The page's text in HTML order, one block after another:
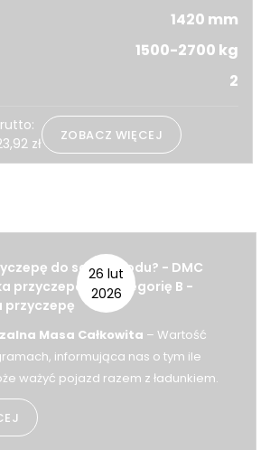
1420 mm
1500-2700 kg
2
zł ZOBACZ WIĘCEJ
26 lut
2026
do samochodu? - DMC
przyczepa na kategorię B -
przyczepę
Masa Całkowita – Wartość
informująca nas o tym ile
ważyć pojazd razem z ładunkiem.